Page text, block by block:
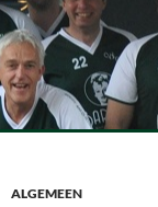
Ga
naar
de
inhoud
Zoeken
ALGEMEEN